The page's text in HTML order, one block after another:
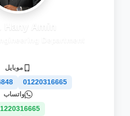
Hany Amin
موبايل
01220316665
واتساب